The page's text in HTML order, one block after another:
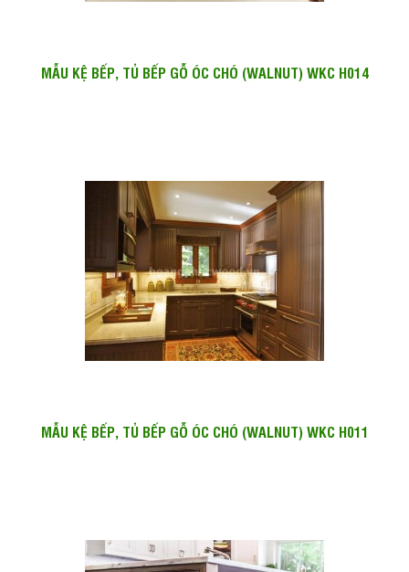
MẪU KỆ BẾP, TỦ BẾP GỖ ÓC CHÓ (WALNUT) WKC H014
MẪU KỆ BẾP, TỦ BẾP GỖ ÓC CHÓ (WALNUT) WKC H011